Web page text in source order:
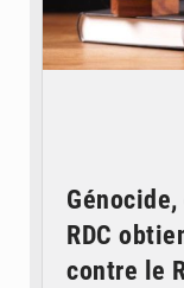
RDC
contre le